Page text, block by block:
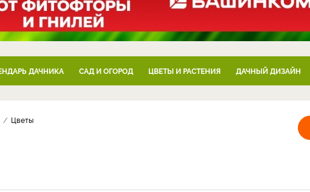
ДАЧНИКА САД И ОГОРОД ЦВЕТЫ И РАСТЕНИЯ ДАЧНЫЙ ДИЗАЙН
Цветы